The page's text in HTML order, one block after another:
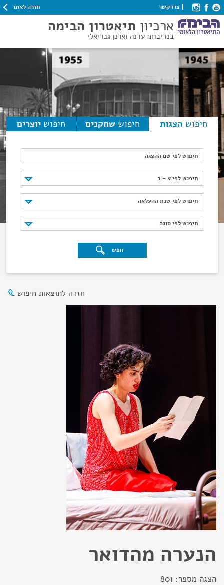
צרו קשר חזרה לאתר
ארכיון תיאטרון הבימה
בנדיבות: עדנה וארנן גבריאלי
חיפוש הצגות חיפוש שחקנים חיפוש יוצרים
חיפוש לפי שם ההצגה
חיפוש לפי א - ב
חיפוש לפי א - ב
חיפוש לפי שנת ההעלאה
חיפוש לפי שנת ההעלאה
חיפוש לפי סוגה
חיפוש לפי סוגה
חפש
חזרה לתוצאות חיפוש
הנערה מהדואר
הצגה מספר: 801